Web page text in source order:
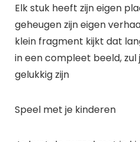
Elk stuk heeft zijn eigen
geheugen zijn eigen
klein fragment kijkt dat
in een compleet beeld,
gelukkig zijn
Speel met je kinderen